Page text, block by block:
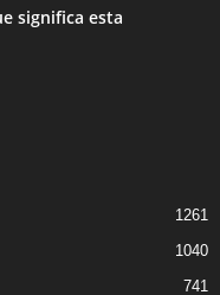
significa esta
1261
1040
741